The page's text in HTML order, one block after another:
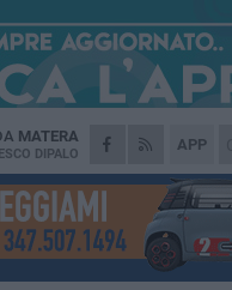
APP
MATERA
DIPALO